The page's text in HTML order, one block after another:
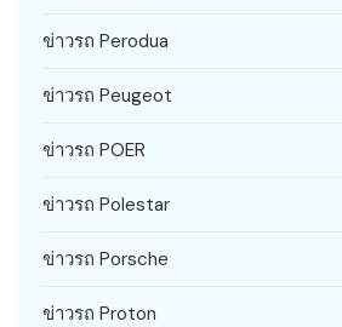
ข่าวรถ Perodua
ข่าวรถ Peugeot
ข่าวรถ POER
ข่าวรถ Polestar
ข่าวรถ Porsche
ข่าวรถ Proton